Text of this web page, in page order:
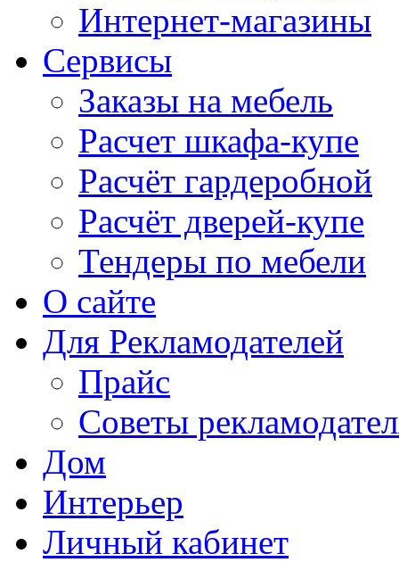
Интернет-магазины
Сервисы
Заказы на мебель
Расчет шкафа-купе
Расчёт гардеробной
Расчёт дверей-купе
Тендеры по мебели
О сайте
Для Рекламодателей
Прайс
Советы
Дом
Интерьер
Личный кабинет